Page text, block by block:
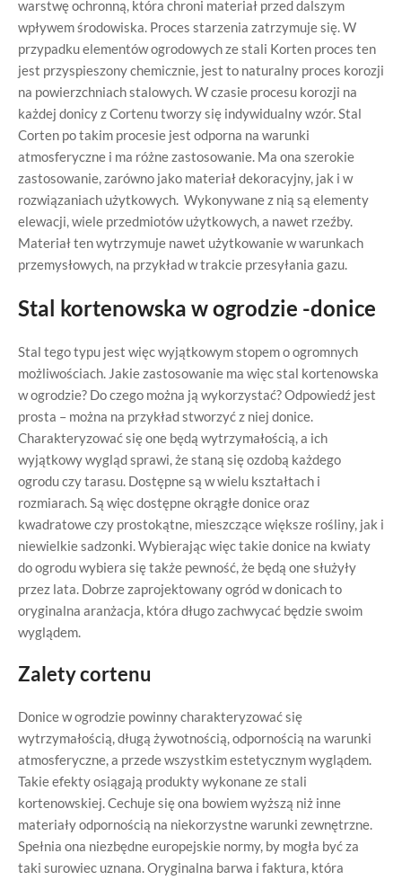
warstwę ochronną, która chroni materiał przed dalszym
wpływem środowiska. Proces starzenia zatrzymuje się. W
przypadku elementów ogrodowych ze stali Korten proces ten
jest przyspieszony chemicznie, jest to naturalny proces korozji
na powierzchniach stalowych. W czasie procesu korozji na
każdej donicy z Cortenu tworzy się indywidualny wzór. Stal
Corten po takim procesie jest odporna na warunki
atmosferyczne i ma różne zastosowanie. Ma ona szerokie
zastosowanie, zarówno jako materiał dekoracyjny, jak i w
rozwiązaniach użytkowych. Wykonywane z nią są elementy
elewacji, wiele przedmiotów użytkowych, a nawet rzeźby.
Materiał ten wytrzymuje nawet użytkowanie w warunkach
przemysłowych, na przykład w trakcie przesyłania gazu.
Stal kortenowska w ogrodzie -donice
Stal tego typu jest więc wyjątkowym stopem o ogromnych
możliwościach. Jakie zastosowanie ma więc stal kortenowska
w ogrodzie? Do czego można ją wykorzystać? Odpowiedź jest
prosta – można na przykład stworzyć z niej donice.
Charakteryzować się one będą wytrzymałością, a ich
wyjątkowy wygląd sprawi, że staną się ozdobą każdego
ogrodu czy tarasu. Dostępne są w wielu kształtach i
rozmiarach. Są więc dostępne okrągłe donice oraz
kwadratowe czy prostokątne, mieszczące większe rośliny, jak i
niewielkie sadzonki. Wybierając więc takie donice na kwiaty
do ogrodu wybiera się także pewność, że będą one służyły
przez lata. Dobrze zaprojektowany ogród w donicach to
oryginalna aranżacja, która długo zachwycać będzie swoim
wyglądem.
Zalety cortenu
Donice w ogrodzie powinny charakteryzować się
wytrzymałością, długą żywotnością, odpornością na warunki
atmosferyczne, a przede wszystkim estetycznym wyglądem.
Takie efekty osiągają produkty wykonane ze stali
kortenowskiej. Cechuje się ona bowiem wyższą niż inne
materiały odpornością na niekorzystne warunki zewnętrzne.
Spełnia ona niezbędne europejskie normy, by mogła być za
taki surowiec uznana. Oryginalna barwa i faktura, która